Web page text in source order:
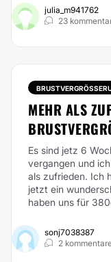
julia_m941762
23
MEHR ALS
Es sind jetz 6
vergangen und
als zufrieden. Ich
jetzt ein
haben uns für
sonj7038387
2